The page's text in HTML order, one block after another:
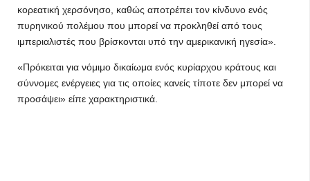
κορεατική χερσόνησο, καθώς αποτρέπει τον κίνδυνο ενός
πυρηνικού πολέμου που μπορεί να προκληθεί από τους
ιμπεριαλιστές που βρίσκονται υπό την αμερικανική ηγεσία».
«Πρόκειται για νόμιμο δικαίωμα ενός κυρίαρχου κράτους και
σύννομες ενέργειες για τις οποίες κανείς τίποτε δεν μπορεί να
προσάψει» είπε χαρακτηριστικά.